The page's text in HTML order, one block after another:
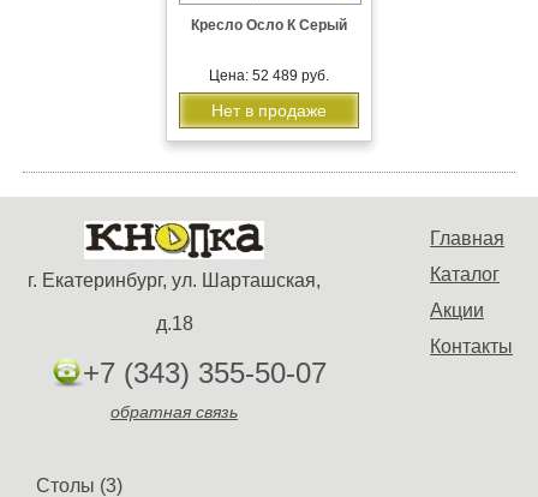
Кресло Осло К Серый
Цена: 52 489 руб.
Нет в продаже
Главная
Каталог
Акции
Контакты
г. Екатеринбург, ул. Шарташская,
д.18
+7 (343) 355-50-07
обратная связь
Столы (3)